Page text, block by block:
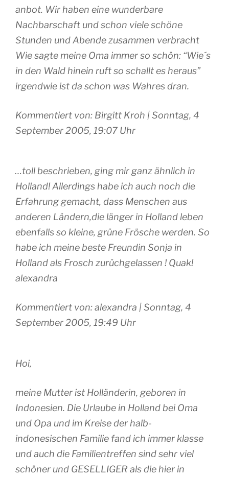
anbot. Wir haben eine wunderbare
Nachbarschaft und schon viele schöne
Stunden und Abende zusammen verbracht
Wie sagte meine Oma immer so schön: “Wie´s
in den Wald hinein ruft so schallt es heraus”
irgendwie ist da schon was Wahres dran.
Kommentiert von: Birgitt Kroh | Sonntag, 4
September 2005, 19:07 Uhr
…toll beschrieben, ging mir ganz ähnlich in
Holland! Allerdings habe ich auch noch die
Erfahrung gemacht, dass Menschen aus
anderen Ländern,die länger in Holland leben
ebenfalls so kleine, grüne Frösche werden. So
habe ich meine beste Freundin Sonja in
Holland als Frosch zurüchgelassen ! Quak!
alexandra
Kommentiert von: alexandra | Sonntag, 4
September 2005, 19:49 Uhr
Hoi,
meine Mutter ist Holländerin, geboren in
Indonesien. Die Urlaube in Holland bei Oma
und Opa und im Kreise der halb-
indonesischen Familie fand ich immer klasse
und auch die Familientreffen sind sehr viel
schöner und GESELLIGER als die hier in